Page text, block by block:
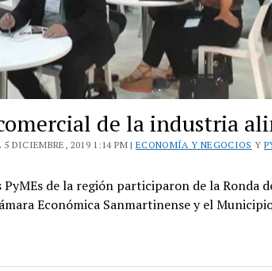
de la industria
DICIEMBRE, 2019 1:14 PM | ECONOMÍA Y NEGOCIOS Y
PyMEs de la región participaron de la Ronda
Económica Sanmartinense y el